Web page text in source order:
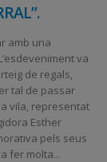
amb una
va
de regals,
tal de passar
vila, representat
Esther
pels seus
fer molta...